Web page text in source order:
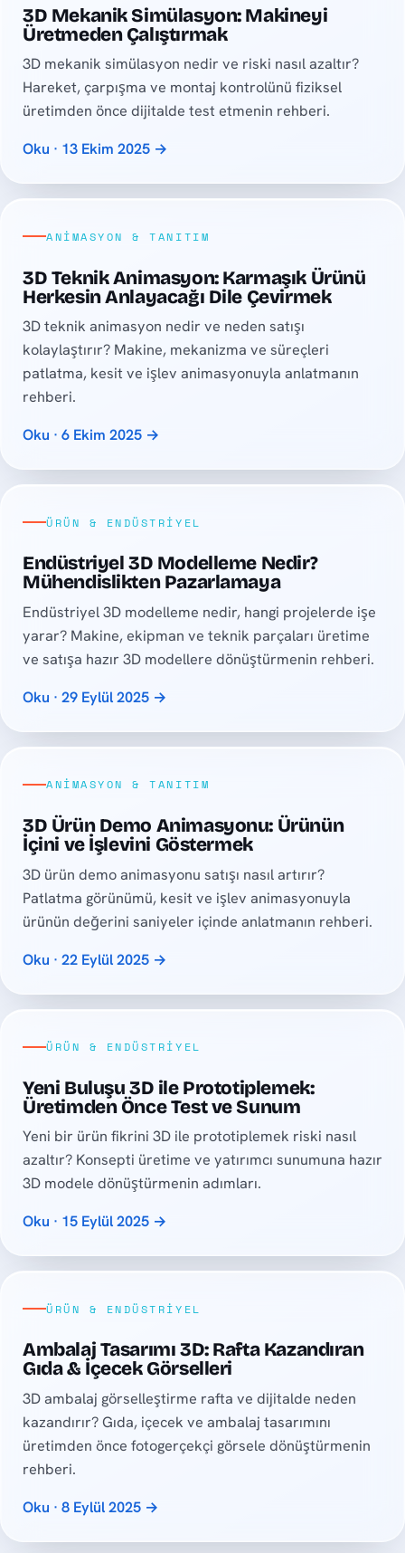
3D Mekanik Simülasyon: Makineyi
Üretmeden Çalıştırmak
3D mekanik simülasyon nedir ve riski nasıl azaltır?
Hareket, çarpışma ve montaj kontrolünü fiziksel
üretimden önce dijitalde test etmenin rehberi.
Oku · 13 Ekim 2025 →
ANIMASYON & TANITIM
3D Teknik Animasyon: Karmaşık Ürünü
Herkesin Anlayacağı Dile Çevirmek
3D teknik animasyon nedir ve neden satışı
kolaylaştırır? Makine, mekanizma ve süreçleri
patlatma, kesit ve işlev animasyonuyla anlatmanın
rehberi.
Oku · 6 Ekim 2025 →
ÜRÜN & ENDÜSTRIYEL
Endüstriyel 3D Modelleme Nedir?
Mühendislikten Pazarlamaya
Endüstriyel 3D modelleme nedir, hangi projelerde işe
yarar? Makine, ekipman ve teknik parçaları üretime
ve satışa hazır 3D modellere dönüştürmenin rehberi.
Oku · 29 Eylül 2025 →
ANIMASYON & TANITIM
3D Ürün Demo Animasyonu: Ürünün
İçini ve İşlevini Göstermek
3D ürün demo animasyonu satışı nasıl artırır?
Patlatma görünümü, kesit ve işlev animasyonuyla
ürünün değerini saniyeler içinde anlatmanın rehberi.
Oku · 22 Eylül 2025 →
ÜRÜN & ENDÜSTRIYEL
Yeni Buluşu 3D ile Prototiplemek:
Üretimden Önce Test ve Sunum
Yeni bir ürün fikrini 3D ile prototiplemek riski nasıl
azaltır? Konsepti üretime ve yatırımcı sunumuna hazır
3D modele dönüştürmenin adımları.
Oku · 15 Eylül 2025 →
ÜRÜN & ENDÜSTRIYEL
Ambalaj Tasarımı 3D: Rafta Kazandıran
Gıda & İçecek Görselleri
3D ambalaj görselleştirme rafta ve dijitalde neden
kazandırır? Gıda, içecek ve ambalaj tasarımını
üretimden önce fotogerçekçi görsele dönüştürmenin
rehberi.
Oku · 8 Eylül 2025 →